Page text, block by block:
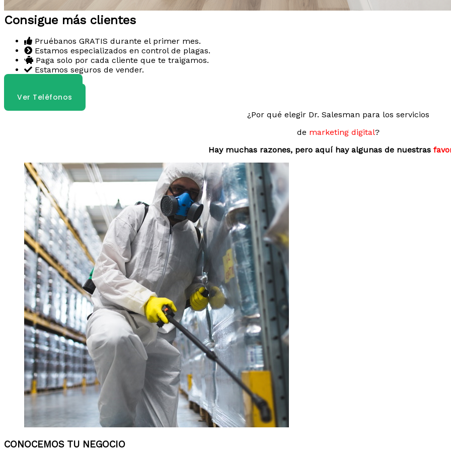
Consigue más clientes
Pruébanos GRATIS durante el primer mes.
Estamos especializados en control de plagas.
Paga solo por cada cliente que te traigamos.
Estamos seguros de vender.
Ver Teléfonos
¿Por qué elegir Dr. Salesman para los servicios
de marketing digital?
Hay muchas razones, pero aquí hay algunas de nuestras
CONOCEMOS TU NEGOCIO